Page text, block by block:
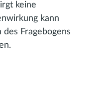
keine
kann
Fragebogens